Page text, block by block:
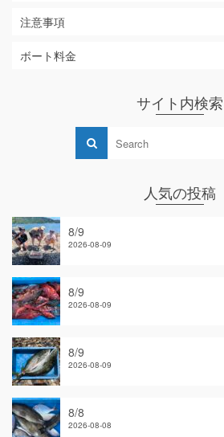
注意事項
ボート料金
サイト内検索
人気の投稿
8/9
2026-08-09
8/9
2026-08-09
8/9
2026-08-09
8/8
2026-08-08